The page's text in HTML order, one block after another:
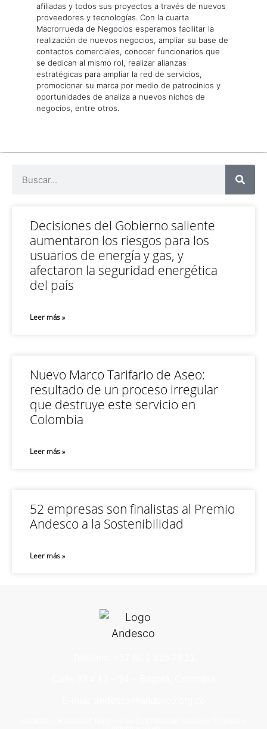
afiliadas y todos sus proyectos a través de nuevos
proveedores y tecnologías. Con la cuarta
Macrorrueda de Negocios esperamos facilitar la
realización de nuevos negocios, ampliar su base de
contactos comerciales, conocer funcionarios que
se dedican al mismo rol, realizar alianzas
estratégicas para ampliar la red de servicios,
promocionar su marca por medio de patrocinios y
oportunidades de analiza a nuevos nichos de
negocios, entre otros.
Decisiones del Gobierno saliente
aumentaron los riesgos para los
usuarios de energía y gas, y
afectaron la seguridad energética
del país
Leer más »
Nuevo Marco Tarifario de Aseo:
resultado de un proceso irregular
que destruye este servicio en
Colombia
Leer más »
52 empresas son finalistas al Premio
Andesco a la Sostenibilidad
Leer más »